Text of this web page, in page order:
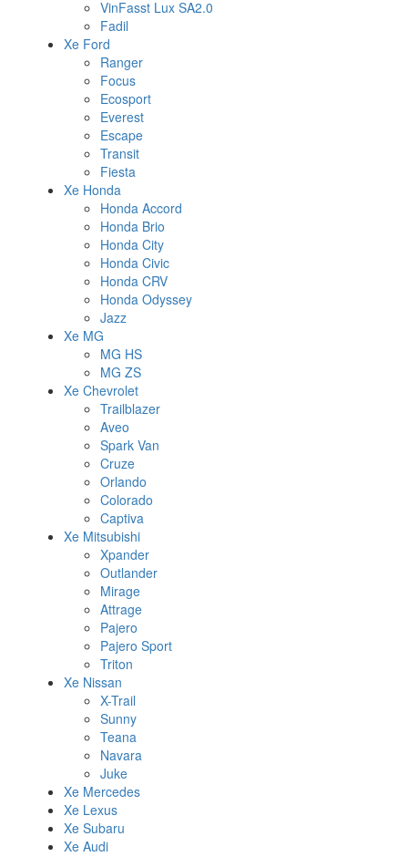
VinFasst Lux SA2.0
Fadil
Xe Ford
Ranger
Focus
Ecosport
Everest
Escape
Transit
Fiesta
Xe Honda
Honda Accord
Honda Brio
Honda City
Honda Civic
Honda CRV
Honda Odyssey
Jazz
Xe MG
MG HS
MG ZS
Xe Chevrolet
Trailblazer
Aveo
Spark Van
Cruze
Orlando
Colorado
Captiva
Xe Mitsubishi
Xpander
Outlander
Mirage
Attrage
Pajero
Pajero Sport
Triton
Xe Nissan
X-Trail
Sunny
Teana
Navara
Juke
Xe Mercedes
Xe Lexus
Xe Subaru
Xe Audi